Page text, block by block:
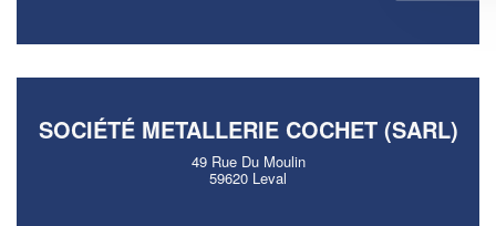
SOCIÉTÉ METALLERIE COCHET (SARL)
49 Rue Du Moulin
59620 Leval